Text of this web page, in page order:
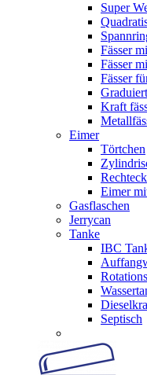
Super
Fässer
Fässer
Fässer
Kraft
Eimer
Törtchen
Eimer
Gasflaschen
Jerrycan
Tanke
IBC
Septisch